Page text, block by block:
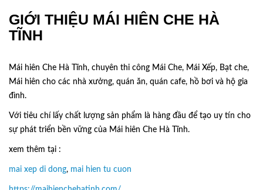
GIỚI THIỆU MÁI HIÊN CHE HÀ
TĨNH
Mái hiên Che Hà Tĩnh, chuyên thi công Mái Che, Mái Xếp, Bạt che,
Mái hiên cho các nhà xưởng, quán ăn, quán cafe, hồ bơi và hộ gia
đình.
Với tiêu chí lấy chất lượng sản phẩm là hàng đầu để tạo uy tín cho
sự phát triển bền vững của Mái hiên Che Hà Tĩnh.
xem thêm tại :
mai xep di dong, mai hien tu cuon